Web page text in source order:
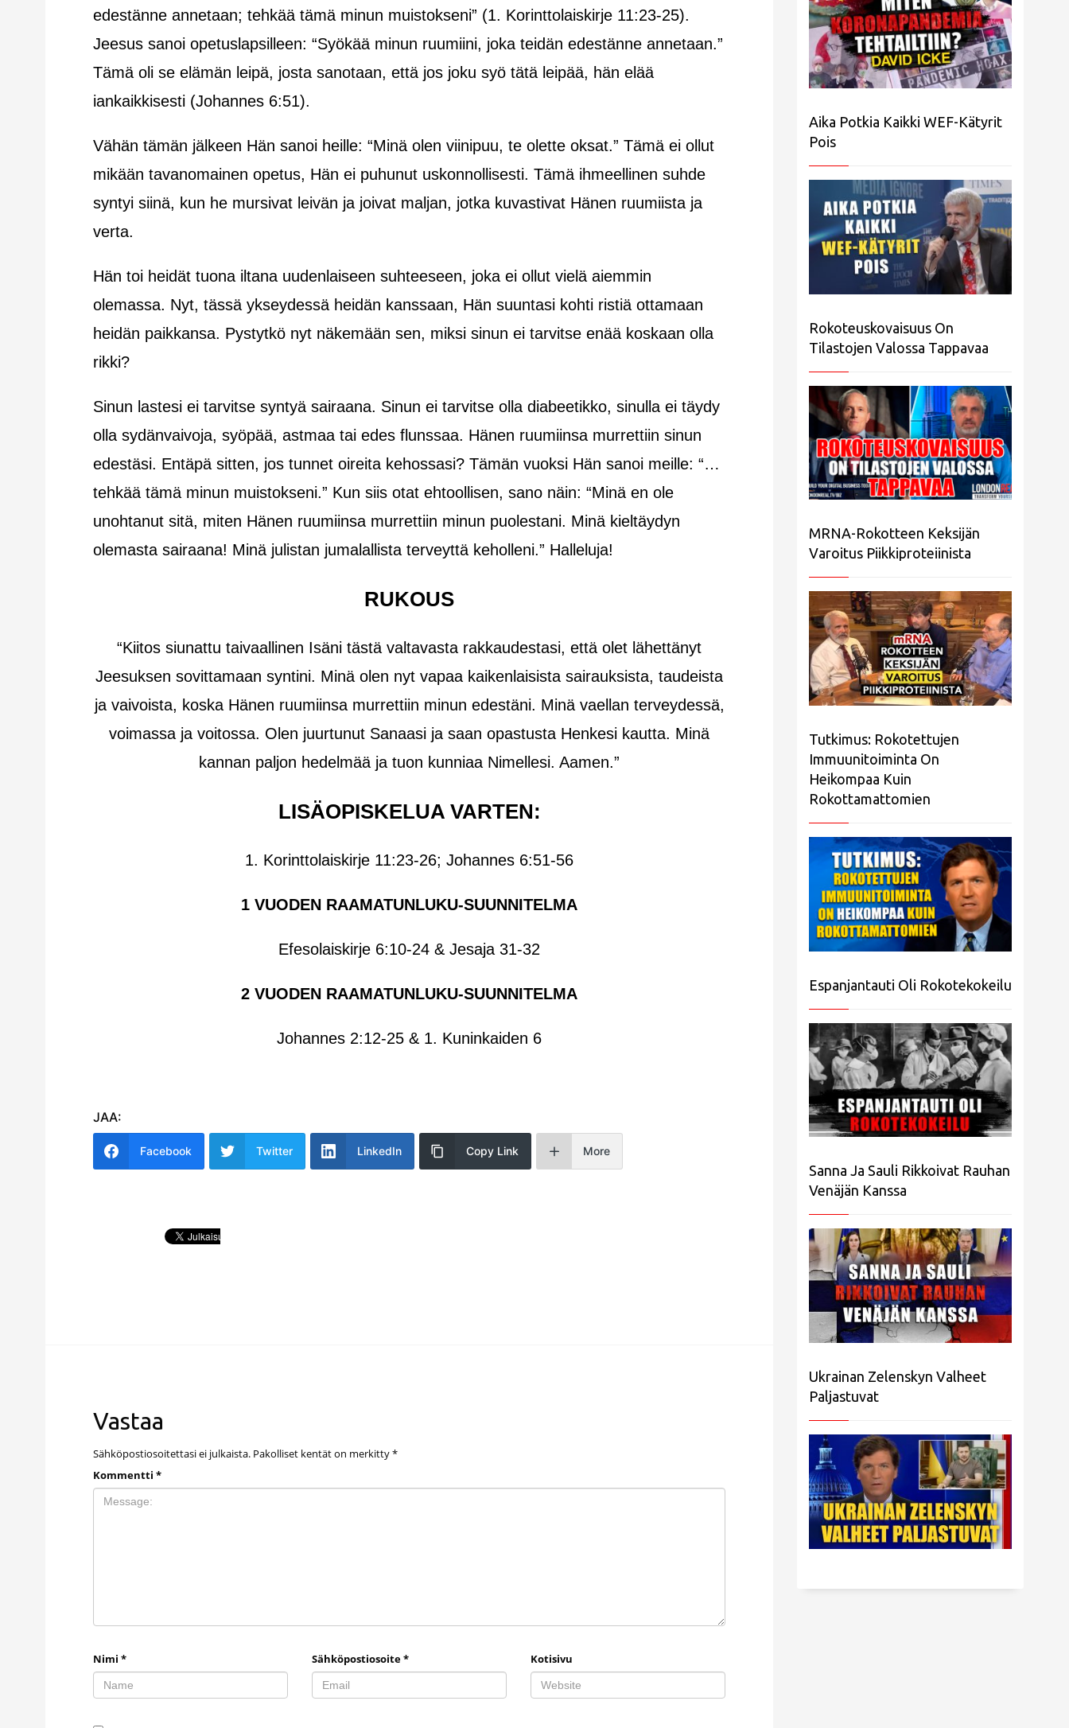
edestänne annetaan; tehkää tämä minun muistokseni” (1. Korinttolaiskirje 11:23-25).
Jeesus sanoi opetuslapsilleen: “Syökää minun ruumiini, joka teidän edestänne annetaan.”
Tämä oli se elämän leipä, josta sanotaan, että jos joku syö tätä leipää, hän elää
iankaikkisesti (Johannes 6:51).
Vähän tämän jälkeen Hän sanoi heille: “Minä olen viinipuu, te olette oksat.” Tämä ei ollut
mikään tavanomainen opetus, Hän ei puhunut uskonnollisesti. Tämä ihmeellinen suhde
syntyi siinä, kun he mursivat leivän ja joivat maljan, jotka kuvastivat Hänen ruumiista ja
verta.
Hän toi heidät tuona iltana uudenlaiseen suhteeseen, joka ei ollut vielä aiemmin
olemassa. Nyt, tässä ykseydessä heidän kanssaan, Hän suuntasi kohti ristiä ottamaan
heidän paikkansa. Pystytkö nyt näkemään sen, miksi sinun ei tarvitse enää koskaan olla
rikki?
Sinun lastesi ei tarvitse syntyä sairaana. Sinun ei tarvitse olla diabeetikko, sinulla ei täydy
olla sydänvaivoja, syöpää, astmaa tai edes flunssaa. Hänen ruumiinsa murrettiin sinun
edestäsi. Entäpä sitten, jos tunnet oireita kehossasi? Tämän vuoksi Hän sanoi meille: “…
tehkää tämä minun muistokseni.” Kun siis otat ehtoollisen, sano näin: “Minä en ole
unohtanut sitä, miten Hänen ruumiinsa murrettiin minun puolestani. Minä kieltäydyn
olemasta sairaana! Minä julistan jumalallista terveyttä keholleni.” Halleluja!
RUKOUS
“Kiitos siunattu taivaallinen Isäni tästä valtavasta rakkaudestasi, että olet lähettänyt
Jeesuksen sovittamaan syntini. Minä olen nyt vapaa kaikenlaisista sairauksista, taudeista
ja vaivoista, koska Hänen ruumiinsa murrettiin minun edestäni. Minä vaellan terveydessä,
voimassa ja voitossa. Olen juurtunut Sanaasi ja saan opastusta Henkesi kautta. Minä
kannan paljon hedelmää ja tuon kunniaa Nimellesi. Aamen.”
LISÄOPISKELUA VARTEN:
1. Korinttolaiskirje 11:23-26; Johannes 6:51-56
1 VUODEN RAAMATUNLUKU-SUUNNITELMA
Efesolaiskirje 6:10-24 & Jesaja 31-32
2 VUODEN RAAMATUNLUKU-SUUNNITELMA
Johannes 2:12-25 & 1. Kuninkaiden 6
JAA:
Facebook Twitter LinkedIn Copy Link More
Vastaa
Sähköpostiosoitettasi ei julkaista. Pakolliset kentät on merkitty*
Kommentti *
Nimi * Sähköpostiosoite* Kotisivu
Aika Potkia Kaikki WEF-Kätyrit
Pois
Rokoteuskovaisuus On
Tilastojen Valossa Tappavaa
MRNA-Rokotteen Keksijän
Varoitus Piikkiproteiinista
Tutkimus: Rokotettujen
Immuunitoiminta On
Heikompaa Kuin
Rokottamattomien
Espanjantauti Oli Rokotekokeilu
Sanna Ja Sauli Rikkoivat Rauhan
Venäjän Kanssa
Ukrainan Zelenskyn Valheet
Paljastuvat